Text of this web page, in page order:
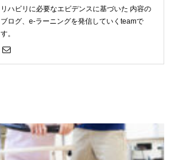
リハビリに必要なエビデンスに基づいた 内容の
ブログ、e-ラーニングを発信していくteamで
す。